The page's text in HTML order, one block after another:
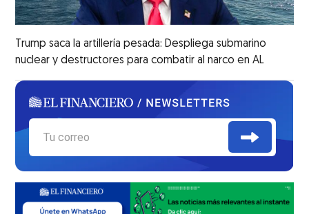
Trump saca la artillería pesada: Despliega submarino
nuclear y destructores para combatir al narco en AL